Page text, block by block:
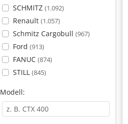
SCHMITZ (1.092)
Renault (1.057)
Schmitz Cargobull (967)
Ford (913)
FANUC (874)
STILL (845)
Modell: